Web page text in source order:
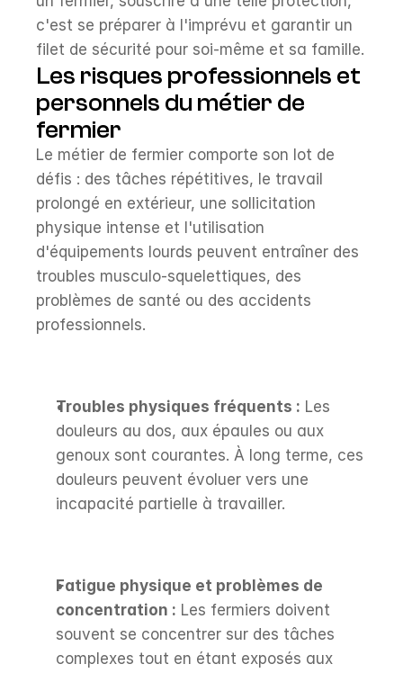
c'est se préparer à l'imprévu et garantir un
filet de sécurité pour soi-même et sa famille.
Les risques professionnels et
personnels du métier de
fermier
Le métier de fermier comporte son lot de
défis : des tâches répétitives, le travail
prolongé en extérieur, une sollicitation
physique intense et l'utilisation
d'équipements lourds peuvent entraîner des
troubles musculo-squelettiques, des
problèmes de santé ou des accidents
professionnels.
Troubles physiques fréquents : Les
douleurs au dos, aux épaules ou aux
genoux sont courantes. À long terme, ces
douleurs peuvent évoluer vers une
incapacité partielle à travailler.
Fatigue physique et problèmes de
concentration : Les fermiers doivent
souvent se concentrer sur des tâches
complexes tout en étant exposés aux